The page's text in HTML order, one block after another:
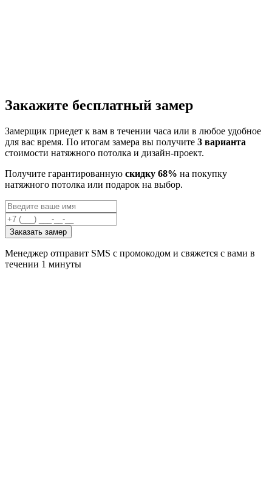
Закажите бесплатный замер
Замерщик приедет к вам в течении часа или в любое удобное
для вас время. По итогам замера вы получите 3 варианта
стоимости натяжного потолка и дизайн-проект.
Получите гарантированную скидку 68% на покупку
натяжного потолка или подарок на выбор.
Заказать замер
Менеджер отправит SMS с промокодом и свяжется с вами в
течении 1 минуты